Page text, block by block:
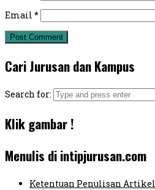
Email *
Cari Jurusan dan Kampus
Search for:
Klik gambar !
Menulis di intipjurusan.com
Ketentuan Penulisan Artikel